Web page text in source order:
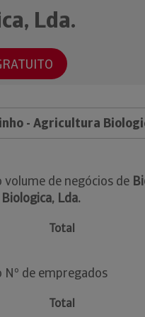
Lda.
- Agricultura
volume de negócios de
Lda.
Total
Nº de empregados
Total